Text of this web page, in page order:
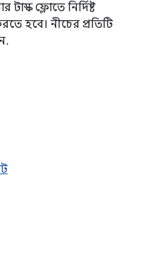
ফ্লোতে নির্দিষ্ট
হবে। নীচের প্রতিটি